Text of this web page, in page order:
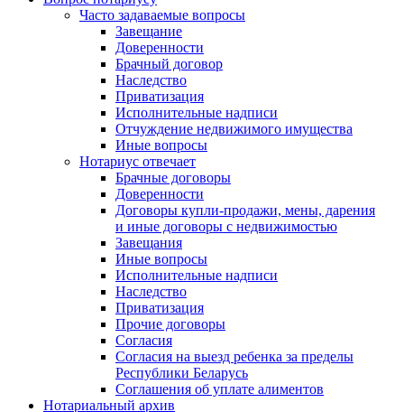
Часто задаваемые вопросы
Завещание
Доверенности
Брачный договор
Наследство
Приватизация
Исполнительные надписи
Отчуждение недвижимого имущества
Иные вопросы
Нотариус отвечает
Брачные договоры
Доверенности
Договоры купли-продажи, мены, дарения
и иные договоры с недвижимостью
Завещания
Иные вопросы
Исполнительные надписи
Наследство
Приватизация
Прочие договоры
Согласия
Согласия на выезд ребенка за пределы
Республики Беларусь
Соглашения об уплате алиментов
Нотариальный архив